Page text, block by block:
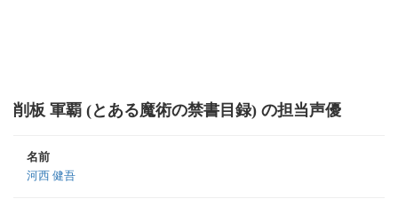
削板 軍覇 (とある魔術の禁書目録) の担当声優
名前
河西 健吾